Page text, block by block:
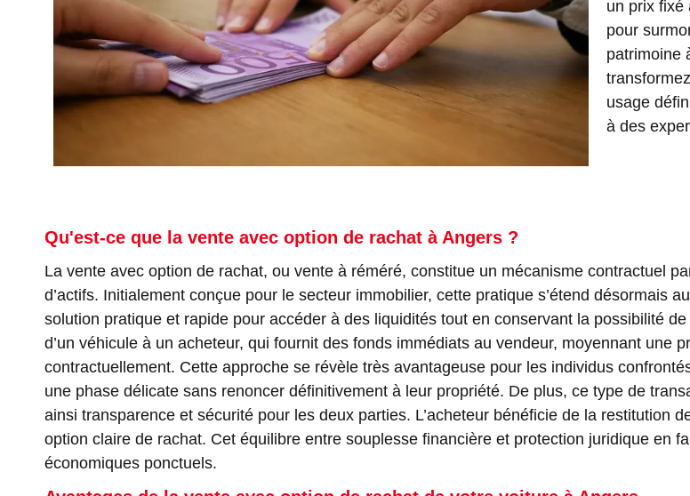
un prix fixé
pour
patrimoine
usage
à des
Qu'est-ce que la vente avec option de rachat à Angers ?
La vente avec option de rachat, ou vente à réméré, constitue un mécanisme contractuel
d’actifs. Initialement conçue pour le secteur immobilier, cette pratique s’étend désormais
solution pratique et rapide pour accéder à des liquidités tout en conservant la possibilité
d’un véhicule à un acheteur, qui fournit des fonds immédiats au vendeur, moyennant une
contractuellement. Cette approche se révèle très avantageuse pour les individus
une phase délicate sans renoncer définitivement à leur propriété. De plus, ce type de
ainsi transparence et sécurité pour les deux parties. L’acheteur bénéficie de la restitution
option claire de rachat. Cet équilibre entre souplesse financière et protection juridique en
économiques ponctuels.